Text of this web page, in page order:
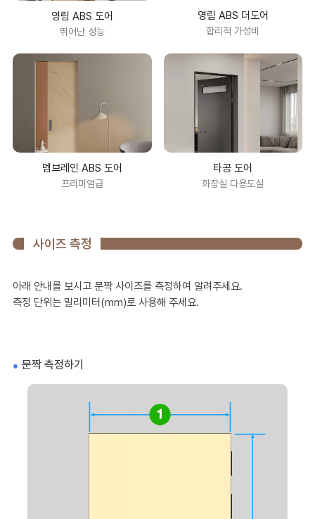
영림 ABS 도어
뛰어난 성능
영림 ABS 더도어
합리적 가성비
멤브레인 ABS 도어
프리미엄급
타공 도어
화장실 다용도실
사이즈 측정
아래 안내를 보시고 문짝 사이즈를 측정하여 알려주세요.
측정 단위는 밀리미터(mm)로 사용해 주세요.
문짝 측정하기